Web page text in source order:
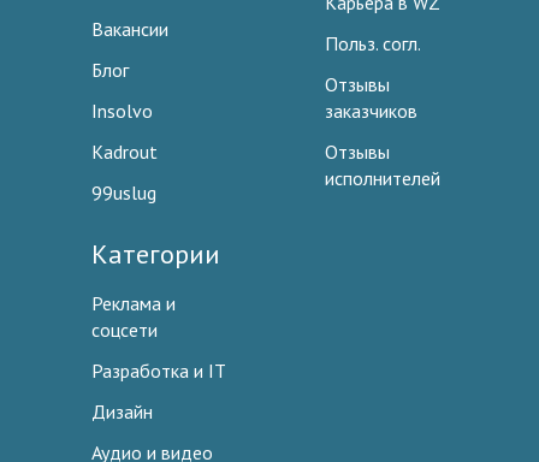
Вакансии
Блог
Insolvo
Kadrout
99uslug
Польз. согл.
Отзывы
заказчиков
Отзывы
исполнителей
Категории
Реклама и
соцсети
Разработка и IT
Дизайн
Аудио и видео